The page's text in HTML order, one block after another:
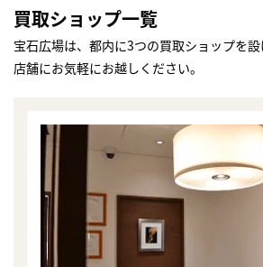
買取ショップ一覧
宝石広場は、都内に3つの買取ショップを
店舗にお気軽にお越しください。